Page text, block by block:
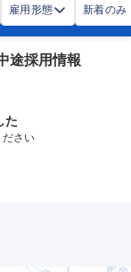
雇用形態 新着のみ
途採用情報
た
さい